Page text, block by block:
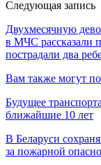
Следующая запись
Двухмесячную
в МЧС рассказали
пострадали два
Вам также могут
Будущее
ближайшие 10 лет
В Беларуси
за пожарной